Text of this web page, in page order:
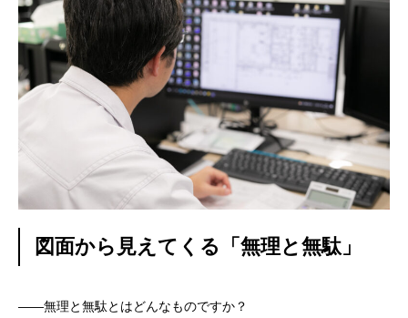
図面から見えてくる「無理と無駄」
——無理と無駄とはどんなものですか？